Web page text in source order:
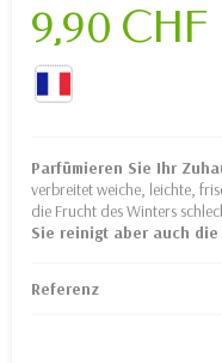
9,90 CHF
Parfümieren Sie Ihr
verbreitet weiche, leichte,
die Frucht des Winters
Sie reinigt aber auch
Referenz